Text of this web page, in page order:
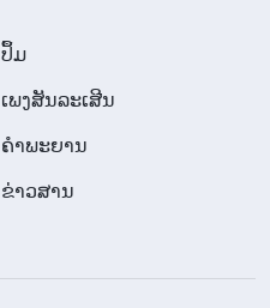
ປຶ້ມ
ເພງສັນລະເສີນ
ຄຳພະຍານ
ຂ່າວສານ